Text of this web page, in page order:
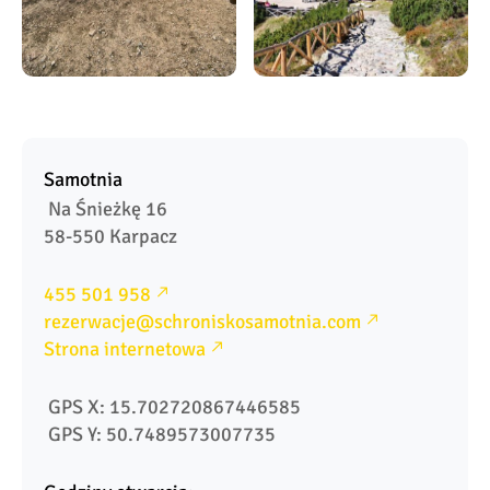
Samotnia
58-550 Karpacz
455 501 958
rezerwacje@schroniskosamotnia.com
Strona internetowa
GPS X: 15.702720867446585
GPS Y: 50.7489573007735